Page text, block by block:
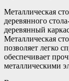
Металлическая
деревянного
деревянный
Металлическая
позволяет легко
обеспечивает
металлическими